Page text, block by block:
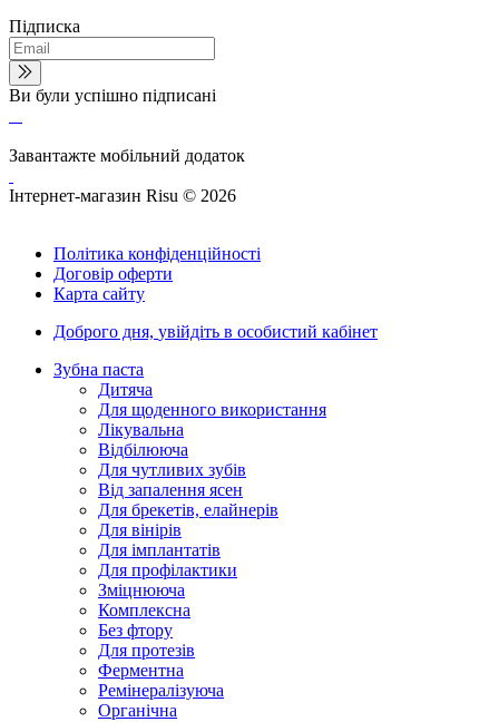
Підписка
Ви були успішно підписані
Завантажте мобільний додаток
Інтернет-магазин Risu © 2026
Політика конфіденційності
Договір оферти
Карта сайту
Доброго дня, увійдіть в особистий кабінет
Зубна паста
Дитяча
Для щоденного використання
Лікувальна
Відбілююча
Для чутливих зубів
Від запалення ясен
Для брекетів, елайнерів
Для вінірів
Для імплантатів
Для профілактики
Зміцнююча
Комплексна
Без фтору
Для протезів
Ферментна
Ремінералізуюча
Органічна